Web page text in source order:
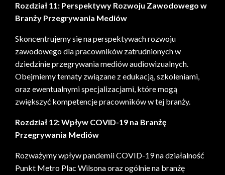
Rozdział 11: Perspektywy Rozwoju Zawodowego w
Branży Przegrywania Mediów
Skoncentrujemy się na perspektywach rozwoju
zawodowego dla pracowników zatrudnionych w
dziedzinie przegrywania mediów audiowizualnych.
Obejmiemy tematy związane z edukacją, szkoleniami,
oraz ewentualnymi specjalizacjami, które mogą
zwiększyć kompetencje pracowników w tej branży.
Rozdział 12: Wpływ COVID-19 na Branżę
Przegrywania Mediów
Rozważymy wpływ pandemii COVID-19 na działalność
Punkt Metro Plac Wilsona oraz ogólnie na branżę